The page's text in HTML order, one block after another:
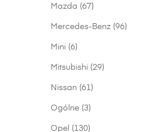
Mazda (67)
Mercedes-Benz (96)
Mini (6)
Mitsubishi (29)
Nissan (61)
Ogólne (3)
Opel (130)